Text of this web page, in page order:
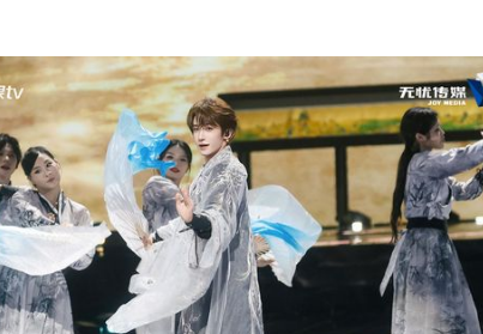
志着“供应链+内容生态”双轮驱动战略从蓝图
江山”系列为美学核心，将青绿山水意境凝
毯环节则汇聚200余位明星与达人，佩戴周